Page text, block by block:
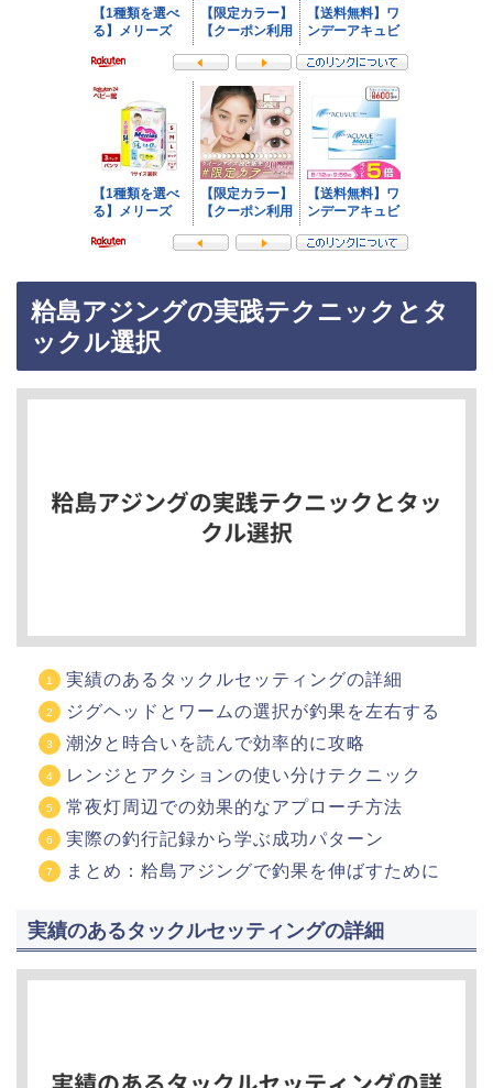
粭島アジングの実践テクニックとタ
ックル選択
実績のあるタックルセッティングの詳細
ジグヘッドとワームの選択が釣果を左右する
潮汐と時合いを読んで効率的に攻略
レンジとアクションの使い分けテクニック
常夜灯周辺での効果的なアプローチ方法
実際の釣行記録から学ぶ成功パターン
まとめ：粭島アジングで釣果を伸ばすために
実績のあるタックルセッティングの詳細